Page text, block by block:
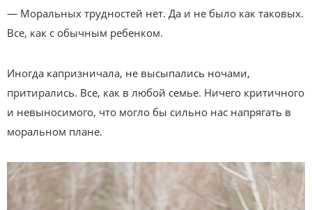
— Моральных трудностей нет. Да и не было как таковых.
Все, как с обычным ребенком.
Иногда капризничала, не высыпались ночами,
притирались. Все, как в любой семье. Ничего критичного
и невыносимого, что могло бы сильно нас напрягать в
моральном плане.